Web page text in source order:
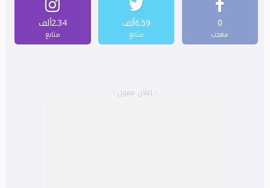
0
معجب
6.59ألف
متابع
2.34ألف
متابع
- إعلان ممول -